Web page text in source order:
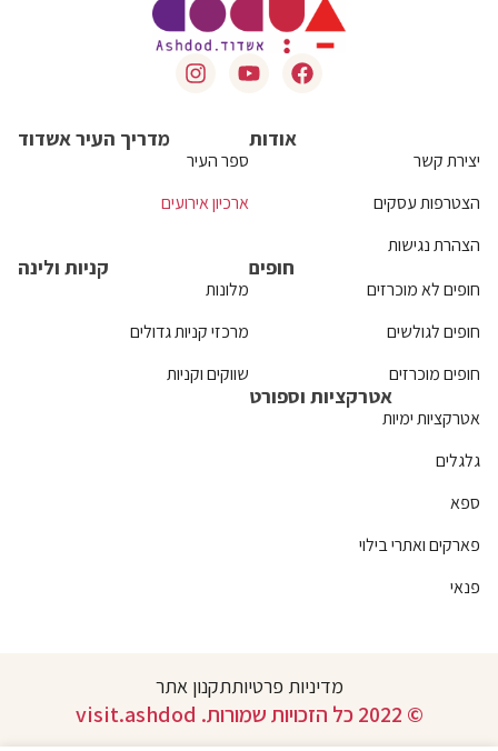
אודות
יצירת קשר
הצטרפות עסקים
הצהרת נגישות
מדריך העיר אשדוד
ספר העיר
ארכיון אירועים
חופים
חופים לא מוכרזים
חופים לגולשים
חופים מוכרזים
קניות ולינה
מלונות
מרכזי קניות גדולים
שווקים וקניות
אטרקציות וספורט
אטרקציות ימיות
גלגלים
ספא
פארקים ואתרי בילוי
פנאי
מדיניות פרטיותתקנון אתר
© 2022 כל הזכויות שמורות. visit.ashdod